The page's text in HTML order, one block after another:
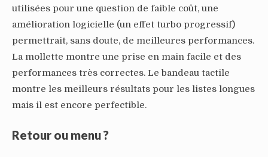
utilisées pour une question de faible coût, une
amélioration logicielle (un effet turbo progressif)
permettrait, sans doute, de meilleures performances.
La mollette montre une prise en main facile et des
performances très correctes. Le bandeau tactile
montre les meilleurs résultats pour les listes longues
mais il est encore perfectible.
Retour ou menu ?